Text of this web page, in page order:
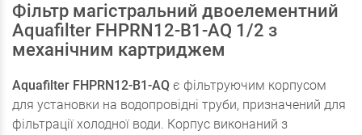
Фільтр магістральний двоелементний
Aquafilter FHPRN12-B1-AQ 1/2 з
механічним картриджем
Aquafilter FHPRN12-B1-AQ є фільтруючим корпусом
для установки на водопровідні труби, призначений для
фільтрації холодної води. Корпус виконаний з